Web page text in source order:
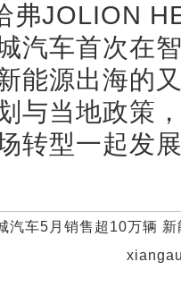
弗JOLION
汽车首次在
能源出海的
与当地政策
转型一起发